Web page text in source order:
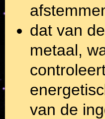
dat van
metaal,
van de